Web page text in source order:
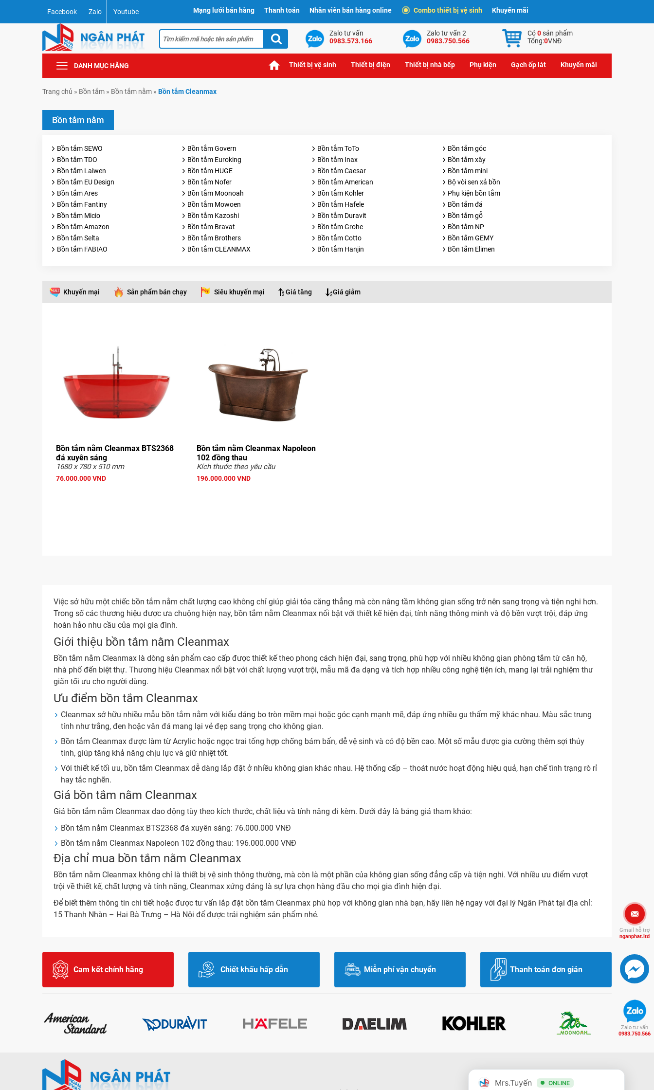
Facebook Zalo Youtube Mạng lưới bán hàng Thanh toán Nhân viên bán hàng online Combo thiết bị vệ sinh Khuyến mãi
Zalo tư vấn
0983.573.166
Zalo tư vấn 2
0983.750.566
Có0sản phẩm
Tổng:0VNĐ
DANH MỤC HÃNG Thiết bị vệ sinh Thiết bị điện Thiết bị nhà bếp Phụ kiện Gạch ốp lát Khuyến mãi
Trang chủ » Bồn tắm » Bồn tắm nằm » Bồn tắm Cleanmax
Bồn tắm nằm
Bồn tắm SEWO Bồn tắm Govern Bồn tắm ToTo
Bồn tắm góc
Bồn tắm TDO
Bồn tắm Euroking Bồn tắm Inax
Bồn tắm xây
Bồn tắm Laiwen
Bồn tắm HUGE Bồn tắm Caesar
Bồn tắm mini
Bồn tắm EU Design
Bồn tắm Nofer Bồn tắm American
Bộ vòi sen xả bồn
Bồn tắm Ares
Bồn tắm Moonoah Bồn tắm Kohler
Phụ kiện bồn tắm
Bồn tắm Fantiny
Bồn tắm Mowoen Bồn tắm Hafele
Bồn tắm đá
Bồn tắm Micio
Bồn tắm Kazoshi Bồn tắm Duravit
Bồn tắm gỗ
Bồn tắm Amazon
Bồn tắm Bravat Bồn tắm Grohe
Bồn tắm NP
Bồn tắm Selta
Bồn tắm Brothers Bồn tắm Cotto
Bồn tắm GEMY
Bồn tắm FABIAO
Bồn tắm CLEANMAX Bồn tắm Hanjin Bồn tắm Elimen
Khuyến mại Sản phẩm bán chạy Siêu khuyến mại Giá tăng Giá giảm
Bồn tắm nằm Cleanmax BTS2368
đá xuyên sáng
1680 x 780 x 510 mm
76.000.000 VND
Bồn tắm nằm Cleanmax Napoleon
102 đồng thau
Kích thước theo yêu cầu
196.000.000 VND
Việc sở hữu một chiếc bồn tắm nằm chất lượng cao không chỉ giúp giải tỏa căng thẳng mà còn nâng tầm không gian sống trở nên sang trọng và tiện nghi hơn.
Trong số các thương hiệu được ưa chuộng hiện nay, bồn tắm nằm Cleanmax nổi bật với thiết kế hiện đại, tính năng thông minh và độ bền vượt trội, đáp ứng
hoàn hảo nhu cầu của mọi gia đình.
Giới thiệu bồn tắm nằm Cleanmax
Bồn tắm nằm Cleanmax là dòng sản phẩm cao cấp được thiết kế theo phong cách hiện đại, sang trọng, phù hợp với nhiều không gian phòng tắm từ căn hộ,
nhà phố đến biệt thự. Thương hiệu Cleanmax nổi bật với chất lượng vượt trội, mẫu mã đa dạng và tích hợp nhiều công nghệ tiện ích, mang lại trải nghiệm thư
giãn tối ưu cho người dùng.
Ưu điểm bồn tắm Cleanmax
Cleanmax sở hữu nhiều mẫu bồn tắm nằm với kiểu dáng bo tròn mềm mại hoặc góc cạnh mạnh mẽ, đáp ứng nhiều gu thẩm mỹ khác nhau. Màu sắc trung
tính như trắng, đen hoặc vân đá mang lại vẻ đẹp sang trọng cho không gian.
Bồn tắm Cleanmax được làm từ Acrylic hoặc ngọc trai tổng hợp chống bám bẩn, dễ vệ sinh và có độ bền cao. Một số mẫu được gia cường thêm sợi thủy
tinh, giúp tăng khả năng chịu lực và giữ nhiệt tốt.
Với thiết kế tối ưu, bồn tắm Cleanmax dễ dàng lắp đặt ở nhiều không gian khác nhau. Hệ thống cấp – thoát nước hoạt động hiệu quả, hạn chế tình trạng rò rỉ
hay tắc nghẽn.
Giá bồn tắm nằm Cleanmax
Giá bồn tắm nằm Cleanmax dao động tùy theo kích thước, chất liệu và tính năng đi kèm. Dưới đây là bảng giá tham khảo:
Bồn tắm nằm Cleanmax BTS2368 đá xuyên sáng: 76.000.000 VNĐ
Bồn tắm nằm Cleanmax Napoleon 102 đồng thau: 196.000.000 VNĐ
Địa chỉ mua bồn tắm nằm Cleanmax
Bồn tắm nằm Cleanmax không chỉ là thiết bị vệ sinh thông thường, mà còn là một phần của không gian sống đẳng cấp và tiện nghi. Với nhiều ưu điểm vượt
trội về thiết kế, chất lượng và tính năng, Cleanmax xứng đáng là sự lựa chọn hàng đầu cho mọi gia đình hiện đại.
Để biết thêm thông tin chi tiết hoặc được tư vấn lắp đặt bồn tắm Cleanmax phù hợp với không gian nhà bạn, hãy liên hệ ngay với đại lý Ngân Phát tại địa chỉ:
15 Thanh Nhàn – Hai Bà Trưng – Hà Nội để được trải nghiệm sản phẩm nhé.
Cam kết chính hãng Chiết khấu hấp dẫn Miễn phí vận chuyển Thanh toán đơn giản
Gmail hỗ trợ
nganphat.ltd
Zalo tư vấn
0983.750.566
Mrs.Tuyến ONLINE